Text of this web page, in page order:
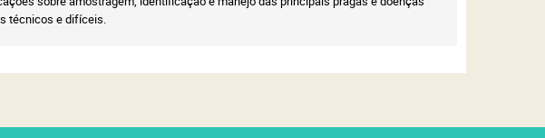
técnicos e difíceis.